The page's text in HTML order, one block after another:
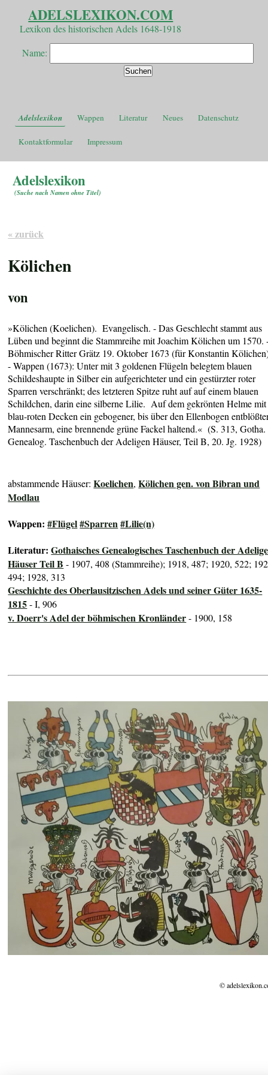
ADELSLEXIKON.COM
Lexikon des historischen Adels 1648-1918
Name:
Adelslexikon Wappen Literatur Neues Datenschutz
Kontaktformular Impressum
Adelslexikon
(Suche nach Namen ohne Titel)
« zurück
Kölichen
von
»Kölichen (Koelichen).Evangelisch. -Das Geschlecht stammt aus
Lüben und beginnt die Stammreihe mit Joachim Kölichen um 1570.
Böhmischer Ritter Grätz 19. Oktober 1673 (für Konstantin
- Wappen (1673):Unter mit 3 goldenen Flügeln belegtem blauen
Schildeshaupte in Silber ein aufgerichteter und ein gestürzter roter
Sparren verschränkt; des letzteren Spitze ruht auf auf einem blauen
Schildchen, darin eine silberne Lilie. Auf dem gekrönten Helme mit
blau-roten Decken ein gebogener, bis über den Ellenbogen
Mannesarm, eine brennende grüne Fackel haltend.« (S. 313, Gotha.
Genealog. Taschenbuch der Adeligen Häuser, Teil B, 20. Jg. 1928)
abstammende Häuser:Koelichen,Kölichen gen. von Bibran und
Modlau
Wappen:#Flügel#Sparren#Lilie(n)
Literatur:Gothaisches Genealogisches Taschenbuch der
Häuser Teil B - 1907, 408 (Stammreihe); 1918, 487; 1920, 522;
494; 1928, 313
Geschichte des Oberlausitzischen Adels und seiner Güter 1635-
1815- I, 906
v. Doerr's Adel der böhmischen Kronländer- 1900, 158
©